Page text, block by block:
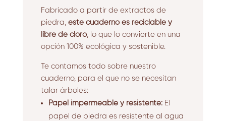
Fabricado a partir de extractos de
piedra, este cuaderno es reciclable y
libre de cloro, lo que lo convierte en una
opción 100% ecológica y sostenible.
Te contamos todo sobre nuestro
cuaderno, para el que no se necesitan
talar árboles:
Papel impermeable y resistente:El
papel de piedra es resistente al agua